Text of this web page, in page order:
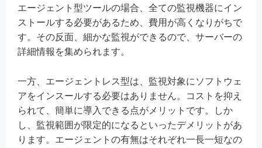
エージェント型ツールの場合、全ての監視機器にイン
ストールする必要があるため、費用が高くなりがちで
す。その反面、細かな監視ができるので、サーバーの
詳細情報を集められます。
一方、エージェントレス型は、監視対象にソフトウェ
アをインスールする必要はありません。コストを抑え
られて、簡単に導入できる点がメリットです。しか
し、監視範囲が限定的になるといったデメリットがあ
ります。エージェントの有無はそれぞれ一長一短なの